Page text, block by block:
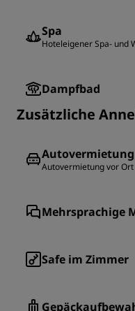
Spa
Hoteleigener Spa- und
Dampfbad
Zusätzliche
Autovermietung
Autovermietung vor Ort
Mehrsprachige
Safe im Zimmer